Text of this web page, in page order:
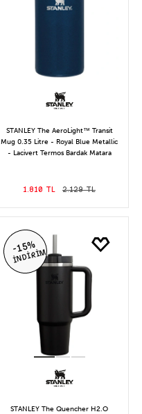
STANLEY The AeroLight™ Transit
Mug 0.35 Litre - Royal Blue Metallic
- Lacivert Termos Bardak Matara
1.810 TL 2.129 TL
-15%
İNDİRİM
STANLEY The Quencher H2.O